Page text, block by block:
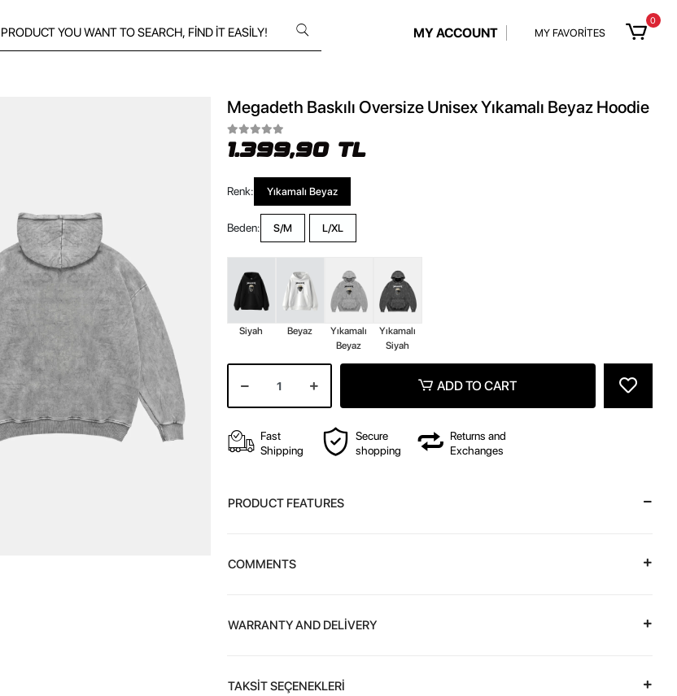
MY ACCOUNT MY FAVORİTES
0
Megadeth Baskılı Oversize Unisex Yıkamalı Beyaz Hoodie
1.399,90 TL
Renk: Yıkamalı Beyaz
Beden: S/M L/XL
Siyah Beyaz
Yıkamalı
Beyaz
Yıkamalı
Siyah
ADD TO CART
Fast
Shipping
Secure
shopping
Returns and
Exchanges
PRODUCT FEATURES
COMMENTS
WARRANTY AND DELİVERY
TAKSİT SEÇENEKLERİ